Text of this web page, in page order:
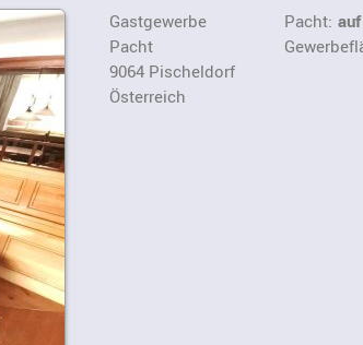
Gastgewerbe
Pacht
9064 Pischeldorf
Österreich
Pacht: